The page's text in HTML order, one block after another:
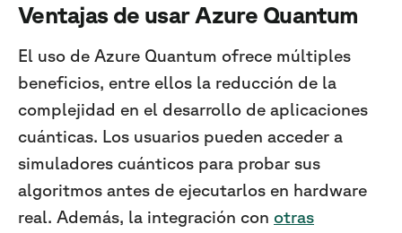
Ventajas de usar Azure Quantum
El uso de Azure Quantum ofrece múltiples
beneficios, entre ellos la reducción de la
complejidad en el desarrollo de aplicaciones
cuánticas. Los usuarios pueden acceder a
simuladores cuánticos para probar sus
algoritmos antes de ejecutarlos en hardware
real. Además, la integración con otras